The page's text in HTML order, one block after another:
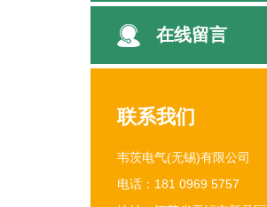
在线留言
联系我们
韦茨电气(无锡)有限公司
电话：181 0969 5757